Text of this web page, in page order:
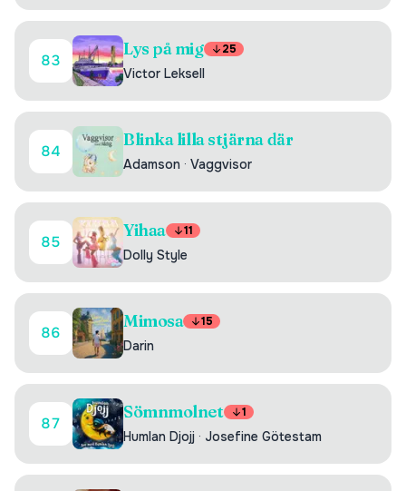
83
Lys på mig 25
Victor Leksell
84
Blinka lilla stjärna där
Adamson · Vaggvisor
85
Yihaa 11
Dolly Style
86
Mimosa 15
Darin
87
Sömnmolnet 1
Humlan Djojj · Josefine Götestam